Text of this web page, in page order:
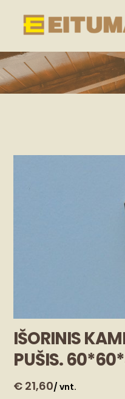
IŠORINIS
PUŠIS.
€ 21,60/ vnt.